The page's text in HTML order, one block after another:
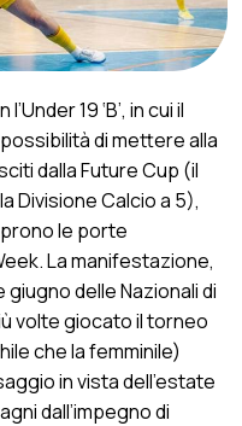
19 ‘B’, in cui il
di mettere alla
dalla Future Cup (il
Divisione Calcio a 5),
le porte
La manifestazione,
delle Nazionali di
volte giocato il torneo
che la femminile)
in vista dell’estate
dall’impegno di